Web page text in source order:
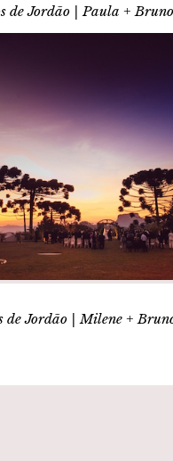
de Jordão | Paula +
de Jordão | Milene +